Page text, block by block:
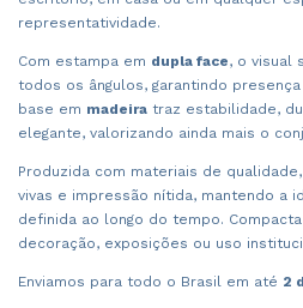
representatividade.
Com estampa em dupla face, o visual
todos os ângulos, garantindo
base em madeira traz estabilidade,
elegante, valorizando ainda mais o
Produzida com materiais de
vivas e impressão nítida, mantendo a
definida ao longo do tempo.
decoração, exposições ou uso
Enviamos para todo o Brasil em até 2